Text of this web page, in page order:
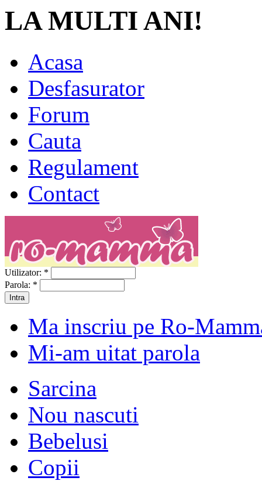
LA MULTI ANI!
Acasa
Desfasurator
Forum
Cauta
Regulament
Contact
Utilizator: *
Parola: *
Ma inscriu pe Ro-
Mi-am uitat parola
Sarcina
Nou nascuti
Bebelusi
Copii